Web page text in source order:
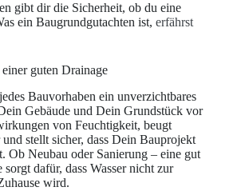
gibt dir die Sicherheit, ob du eine
ein Baugrundgutachten ist, erfährst
guten Drainage
Bauvorhaben ein unverzichtbares
Gebäude und Dein Grundstück vor
von Feuchtigkeit, beugt
stellt sicher, dass Dein Bauprojekt
Ob Neubau oder Sanierung – eine gut
dafür, dass Wasser nicht zur
wird.